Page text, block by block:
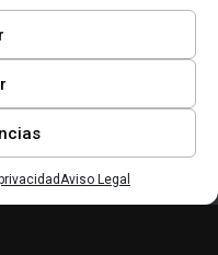
Aviso Legal
y criptomonedas |
Digitales #7
Perfil